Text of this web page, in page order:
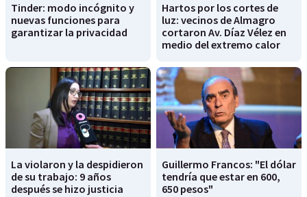
Tinder: modo incógnito y
nuevas funciones para
garantizar la privacidad
Hartos por los cortes de
luz: vecinos de Almagro
cortaron Av. Díaz Vélez en
medio del extremo calor
La violaron y la despidieron
de su trabajo: 9 años
después se hizo justicia
Guillermo Francos: "El dólar
tendría que estar en 600,
650 pesos"